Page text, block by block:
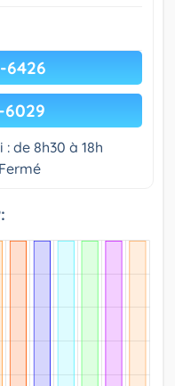
6426
6029
de 8h30 à 18h